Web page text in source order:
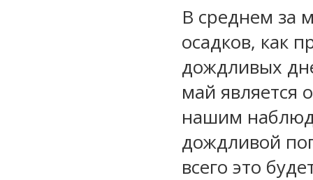
В среднем за
осадков, как
дождливых
май является
нашим
дождливой
всего это